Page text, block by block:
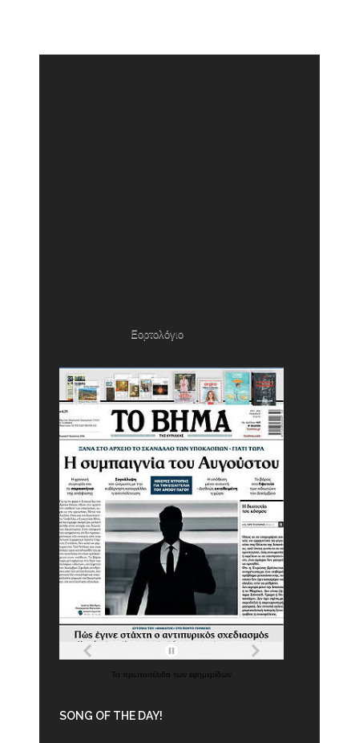
Εορτολόγιο
Τα πρωτοσέλιδα των εφημερίδων
SONG OF THE DAY!